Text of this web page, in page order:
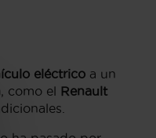
eléctrico a un
, como el Renault